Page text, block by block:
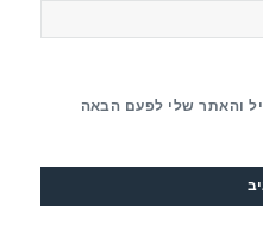
והאתר שלי לפעם הבאה